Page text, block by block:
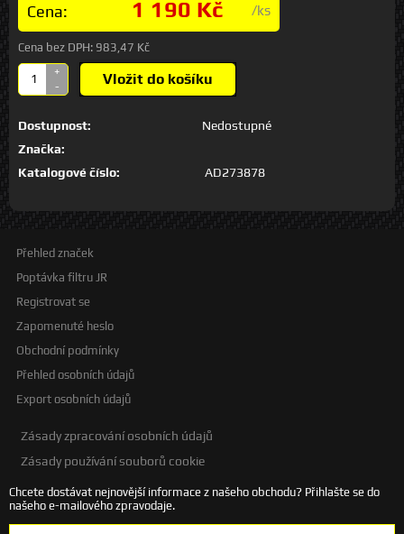
Cena: 1 190 Kč /ks
Cena bez DPH: 983,47 Kč
+
-
Vložit do košíku
Dostupnost:
Nedostupné
Značka:
Katalogové číslo:
AD273878
Přehled značek
Poptávka filtru JR
Registrovat se
Zapomenuté heslo
Obchodní podmínky
Přehled osobních údajů
Export osobních údajů
Zásady zpracování osobních údajů
Zásady používání souborů cookie
Chcete dostávat nejnovější informace z našeho obchodu? Přihlašte se do
našeho e-mailového zpravodaje.